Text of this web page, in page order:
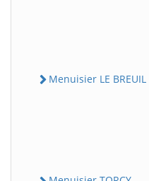
Menuisier LE BREUIL